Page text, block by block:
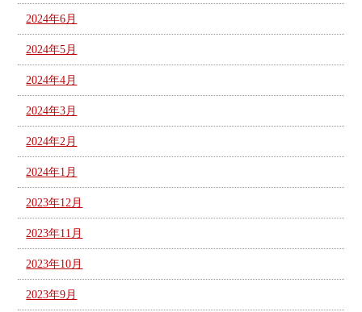
2024年6月
2024年5月
2024年4月
2024年3月
2024年2月
2024年1月
2023年12月
2023年11月
2023年10月
2023年9月